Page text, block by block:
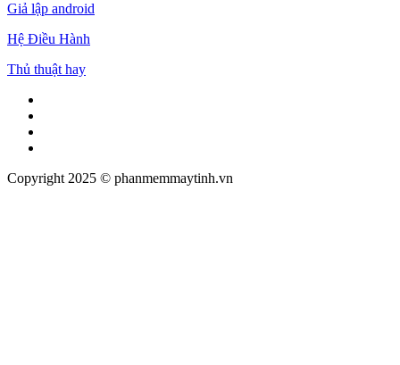
Giả lập android
Hệ Điều Hành
Thủ thuật hay
Copyright 2025 © phanmemmaytinh.vn